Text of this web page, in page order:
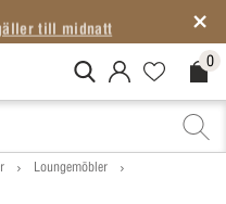
till midnatt
MitIlva.Login 0
Loungemöbler